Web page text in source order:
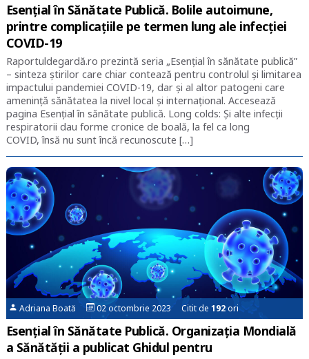
Esențial în Sănătate Publică. Bolile autoimune,
printre complicațiile pe termen lung ale infecției
COVID-19
Raportuldegardă.ro prezintă seria „Esențial în sănătate publică”
– sinteza știrilor care chiar contează pentru controlul și limitarea
impactului pandemiei COVID-19, dar și al altor patogeni care
amenință sănătatea la nivel local și internațional. Accesează
pagina Esențial în sănătate publică. Long colds: Și alte infecții
respiratorii dau forme cronice de boală, la fel ca long
COVID, însă nu sunt încă recunoscute […]
Adriana Boată 02 octombrie 2023 Citit de192ori
Esențial în Sănătate Publică. Organizația Mondială
a Sănătății a publicat Ghidul pentru